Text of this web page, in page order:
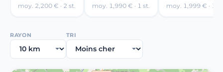
moy. 2,200 € · 2 st. moy. 1,990 € · 1 st. moy. 1,999 € · 1
RAYON TRI